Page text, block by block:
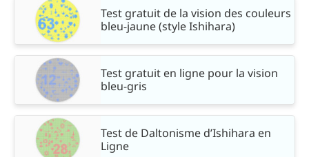
Test gratuit de la vision des couleurs
bleu-jaune (style Ishihara)
Test gratuit en ligne pour la vision
bleu-gris
Test de Daltonisme d’Ishihara en
Ligne